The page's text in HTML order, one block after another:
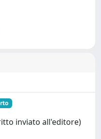
inviato all'editore)